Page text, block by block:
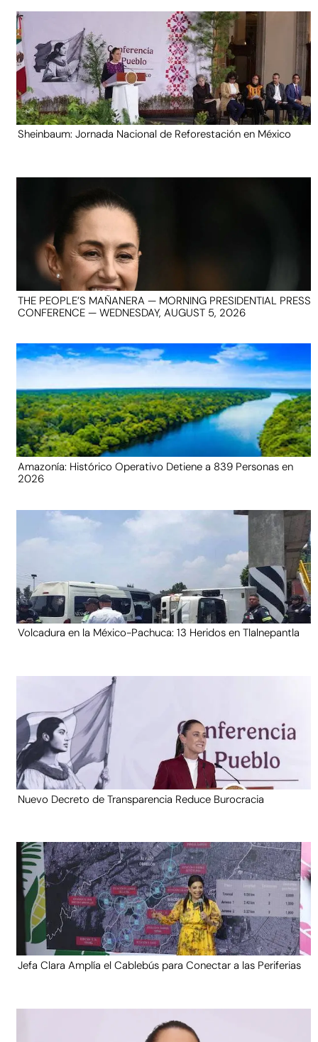
Sheinbaum: Jornada Nacional de Reforestación en México
THE PEOPLE’S MAÑANERA — MORNING PRESIDENTIAL PRESS
CONFERENCE — WEDNESDAY, AUGUST 5, 2026
Amazonía: Histórico Operativo Detiene a 839 Personas en
2026
Volcadura en la México-Pachuca: 13 Heridos en Tlalnepantla
Nuevo Decreto de Transparencia Reduce Burocracia
Jefa Clara Amplía el Cablebús para Conectar a las Periferias